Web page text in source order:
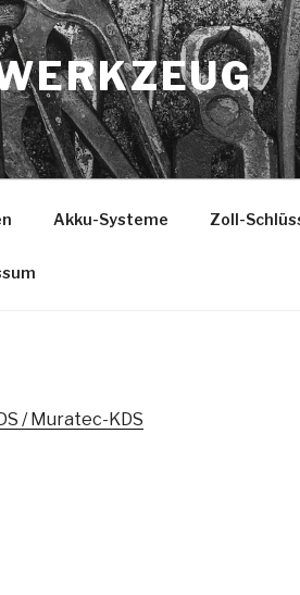
Akku-Systeme Zoll-
/ Muratec-KDS